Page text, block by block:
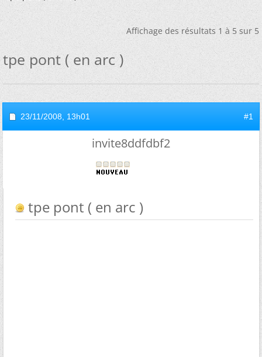
Affichage des résultats 1 à 5 sur 5
tpe pont ( en arc )
23/11/2008, 13h01 #1
invite8ddfdbf2
tpe pont ( en arc )